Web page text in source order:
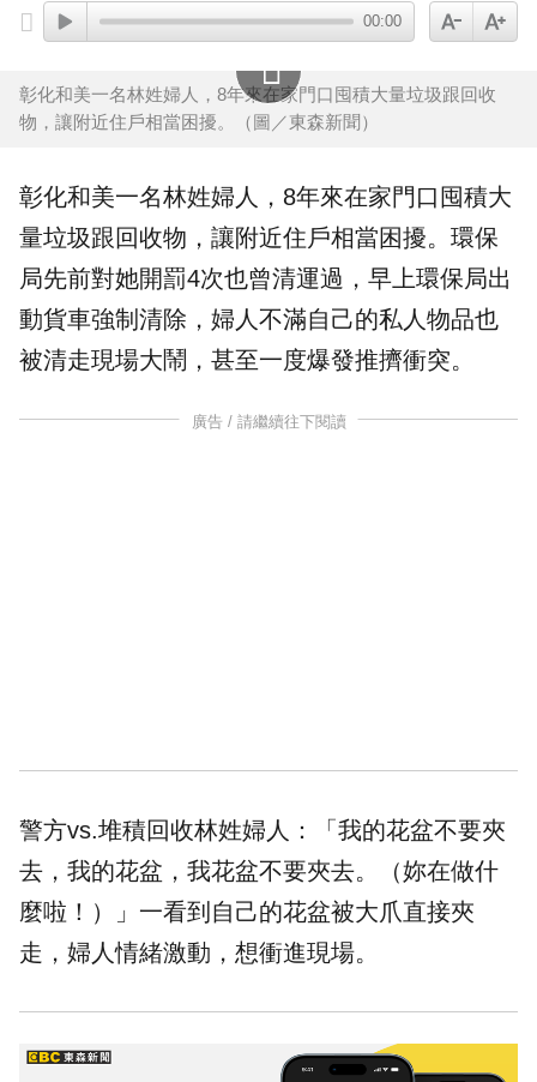
00:00
彰化和美一名林姓婦人，8年來在家門口囤積大量垃圾跟回收
物，讓附近住戶相當困擾。（圖／東森新聞）
彰化和美一名林姓婦人，8年來在家門口 囤積大
量垃圾跟回收物，讓附近住戶相當困擾。 環保
局先前對她開罰4次也曾清運過，早上環保局出
動貨車強制 清除，婦人不滿自己的私人物品也
被清走現場大鬧，甚至一度爆發推擠衝突。
廣告 / 請繼續往下閱讀
警方vs.堆積回收林姓婦人：「我的花盆不要夾
去，我的花盆，我花盆不要夾去。（妳在做什
麼啦！）」一看到自己的花盆被大爪直接夾
走，婦人情緒激動，想衝進現場。